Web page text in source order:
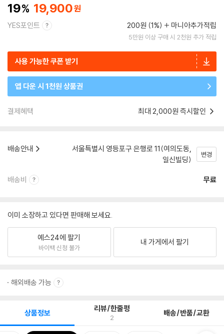
19 19,900
YES포인트 200원 (1%) 마니아추가적립
5만원 이상 구매 시 2천원 추가 적립
사용 가능한 쿠폰 받기
앱 다운 시 1천원 상품권
결제혜택 최대 2,000원 즉시할인
배송안내
서울특별시 영등포구 은행로 11(여의도동,
일신빌딩)
변경
배송비 무료
이미 소장하고 있다면 판매해 보세요.
예스24에 팔기
바이백 신청 불가
내 가게에서 팔기
해외배송 가능
상품정보 리뷰/한줄평
2 배송/반품/교환